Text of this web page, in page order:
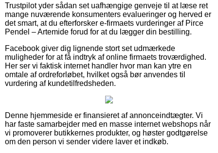
Trustpilot yder sådan set uafhængige genveje til at læse ret
mange nuværende konsumenters evalueringer og herved er
det smart, at du efterforsker e-firmaets vurderinger af Pirce
Pendel – Artemide forud for at du lægger din bestilling.
Facebook giver dig lignende stort set udmærkede
muligheder for at få indtryk af online firmaets troværdighed.
Her ser vi faktisk internet handler hvor man kan ytre en
omtale af ordreforløbet, hvilket også bør anvendes til
vurdering af kundetilfredsheden.
Denne hjemmeside er finansieret af annonceindtægter. Vi
har faste samarbejder med en masse internet webshops når
vi promoverer butikkernes produkter, og høster godtgørelse
om den person vi sender videre laver et indkøb.